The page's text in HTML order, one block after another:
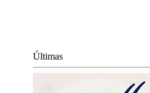
Últimas